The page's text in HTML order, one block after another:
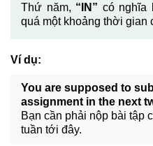
Τhứ năm, “IN” có nghĩa
quá một khoảng thời gian
Ví dụ:
You are supposed to
assignment in the next
Bạn cần phải nộp bài tập
tuần tới đây.